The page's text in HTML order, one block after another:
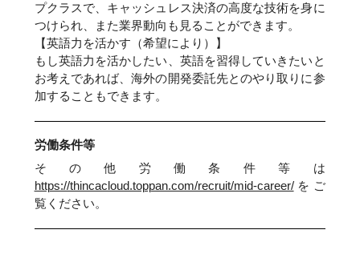
プクラスで、キャッシュレス決済の高度な技術を身に
つけられ、また業界動向も見ることができます。
【英語力を活かす（希望により）】
もし英語力を活かしたい、英語を習得していきたいと
お考えであれば、海外の開発委託先とのやり取りに参
加することもできます。
労働条件等
その他労働条件等は
https://thincacloud.toppan.com/recruit/mid-career/をご
覧ください。